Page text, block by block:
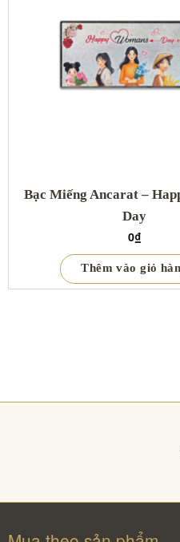
Bạc Miếng Ancarat –
Day
0₫
Thêm vào giỏ